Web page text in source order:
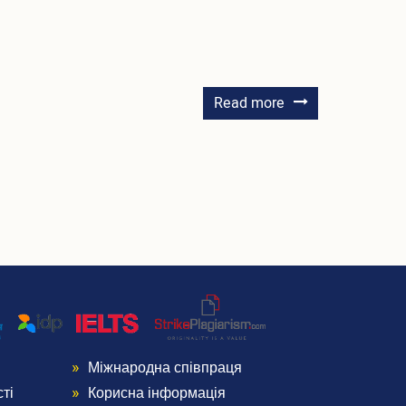
Read more about
Монастирський
Menu
Міжнародна співпраця
Корисна інформація